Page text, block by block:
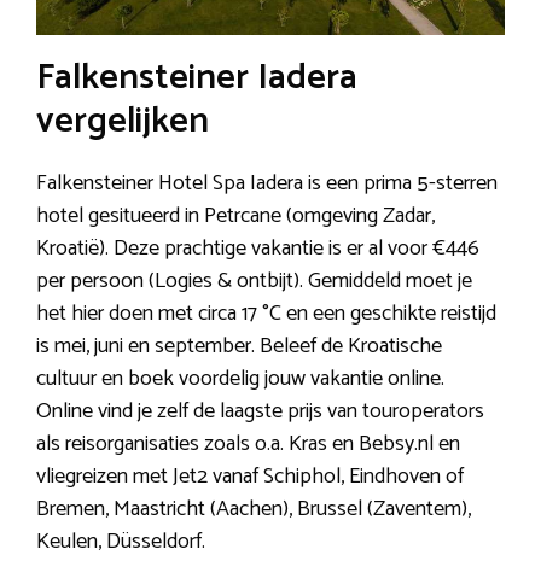
Falkensteiner Iadera
vergelijken
Falkensteiner Hotel Spa Iadera is een prima 5-sterren
hotel gesitueerd in Petrcane (omgeving Zadar,
Kroatië). Deze prachtige vakantie is er al voor €446
per persoon (Logies & ontbijt). Gemiddeld moet je
het hier doen met circa 17 °C en een geschikte reistijd
is mei, juni en september. Beleef de Kroatische
cultuur en boek voordelig jouw vakantie online.
Online vind je zelf de laagste prijs van touroperators
als reisorganisaties zoals o.a. Kras en Bebsy.nl en
vliegreizen met Jet2 vanaf Schiphol, Eindhoven of
Bremen, Maastricht (Aachen), Brussel (Zaventem),
Keulen, Düsseldorf.